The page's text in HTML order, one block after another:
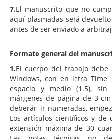
7.El manuscrito que no
aquí plasmadas será
antes de ser enviado a
Formato general del
1.El cuerpo del trabajo debe
Windows, con en letra Time
espacio y medio (1.5), sin
márgenes de página de 3
deberán ir numeradas,
Los artículos científicos y de
extensión máxima de 30